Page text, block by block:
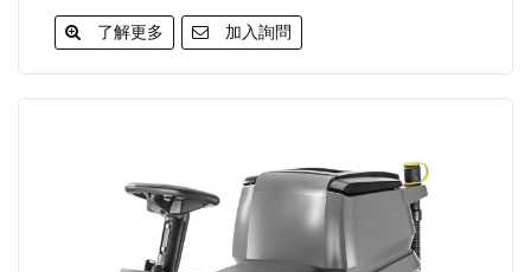
了解更多 加入詢問